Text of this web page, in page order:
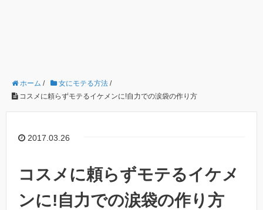
ホーム / 女にモテる方法 /
コスメに頼らずモテるイケメンに!自力での涙袋の作り方
2017.03.26
コスメに頼らずモテるイケメ
ンに!自力での涙袋の作り方